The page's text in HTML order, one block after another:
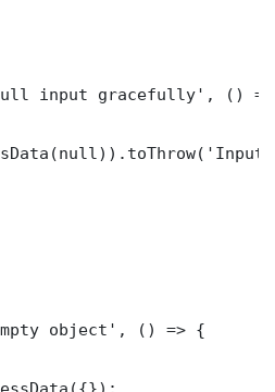
input gracefully', ()
object', () => {